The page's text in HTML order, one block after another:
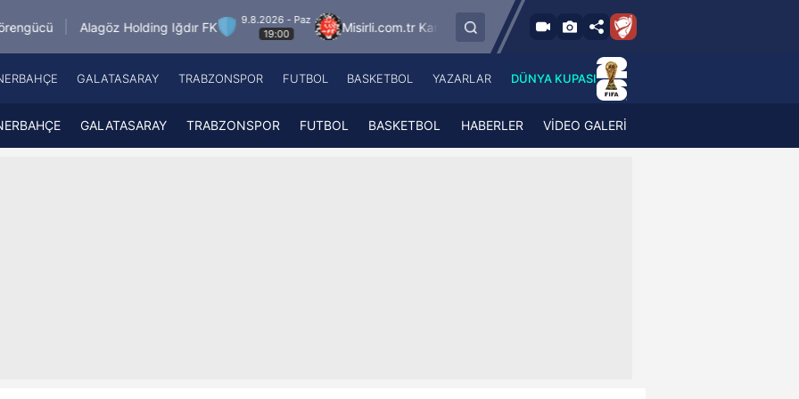
Holding Iğdır FK
9.8.2026 - Paz
19:00
Misirli.com.tr Karagümrük SMS Grup Sarıyerspor
9.8.2026 - Paz
19:00
Fenerbahçe
Galatasaray
A Spor
ATV
A Haber Radyo
A Spor Radyo
A News Radio
GALATASARAY TRABZONSPOR FUTBOL BASKETBOL YAZARLAR DÜNYA KUPASI
GALATASARAY TRABZONSPOR FUTBOL BASKETBOL HABERLER VİDEO GALERİ